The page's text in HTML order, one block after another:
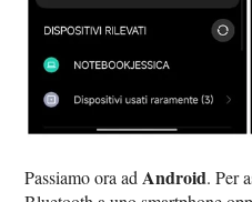
Passiamo ora adAndroid. Per